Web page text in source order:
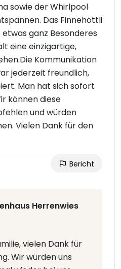
sowie der Whirlpool
Das Finnehöttli
ganz Besonderes
eine einzigartige,
Kommunikation
jederzeit freundlich,
Man hat sich sofort
können diese
und würden
Vielen Dank für den
Bericht
Herrenwies
vielen Dank für
Wir würden uns